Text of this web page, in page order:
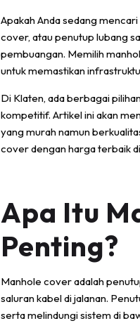
Apakah Anda sedang mencari
cover, atau penutup lubang
pembuangan. Memilih
untuk memastikan
Di Klaten, ada berbagai
kompetitif. Artikel ini akan
yang murah namun
cover dengan harga terbaik
Apa Itu
Penting?
Manhole cover adalah
saluran kabel di jalanan.
serta melindungi sistem di